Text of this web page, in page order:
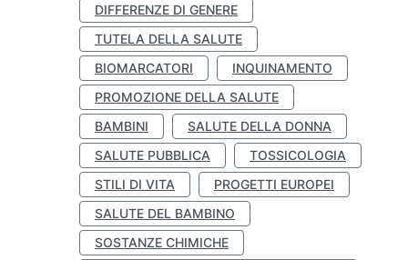
DIFFERENZE DI GENERE
TUTELA DELLA SALUTE
BIOMARCATORI
INQUINAMENTO
PROMOZIONE DELLA SALUTE
BAMBINI
SALUTE DELLA DONNA
SALUTE PUBBLICA
TOSSICOLOGIA
STILI DI VITA
PROGETTI EUROPEI
SALUTE DEL BAMBINO
SOSTANZE CHIMICHE